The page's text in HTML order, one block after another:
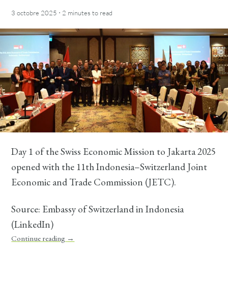
3 octobre 2025 · 2 minutes to read
Day 1 of the Swiss Economic Mission to Jakarta 2025
opened with the 11th Indonesia–Switzerland Joint
Economic and Trade Commission (JETC).
Source: Embassy of Switzerland in Indonesia
(LinkedIn)
Continue reading →